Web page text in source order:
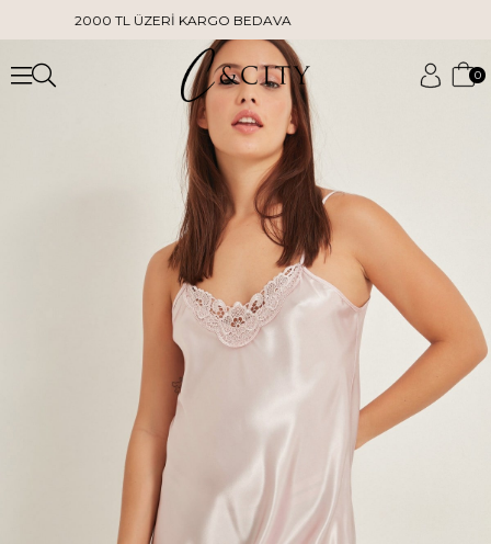
2000 TL ÜZERİ KARGO BEDAVA
0